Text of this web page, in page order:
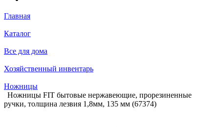
Главная
Каталог
Все для дома
Хозяйственный инвентарь
Ножницы
Ножницы FIT бытовые нержавеющие, прорезиненные
ручки, толщина лезвия 1,8мм, 135 мм (67374)